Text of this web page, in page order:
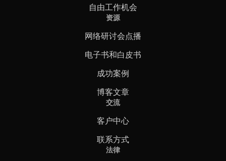
自由工作机会
资源
网络研讨会点播
电子书和白皮书
成功案例
博客文章
交流
客户中心
联系方式
法律